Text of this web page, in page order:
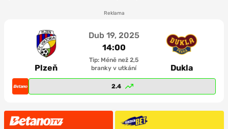
Reklama
Plzeň
Dub 19, 2025
14:00
Tip: Méně než 2,5
branky v utkání
Dukla
2.4